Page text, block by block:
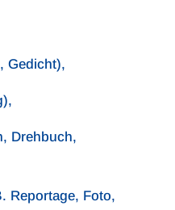
Gedicht),
Drehbuch,
Reportage, Foto,